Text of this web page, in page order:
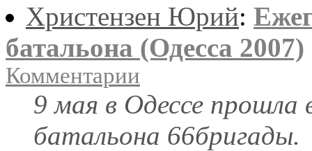
Христензен Юрий:
батальона (Одесса 2007)
Комментарии
9 мая в Одессе прошла
батальона 66бригады.